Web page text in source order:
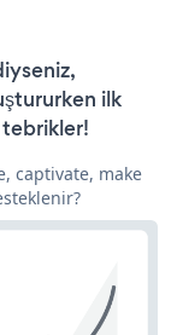
ilk
captivate, make